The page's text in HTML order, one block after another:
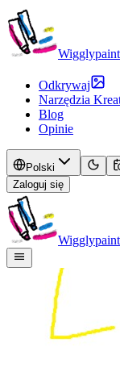
Wigglypaint
Odkrywaj
Narzędzia
Blog
Opinie
Polski
Zaloguj się
Wigglypaint